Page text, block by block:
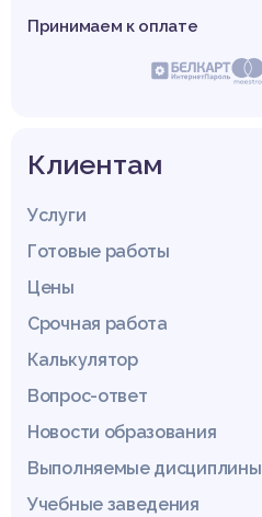
Принимаем к оплате
Клиентам
Услуги
Готовые работы
Цены
Срочная работа
Калькулятор
Вопрос-ответ
Новости образования
Выполняемые дисциплины
Учебные заведения